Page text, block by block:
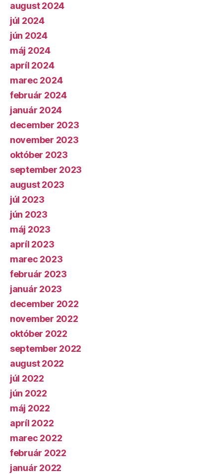
august 2024
júl 2024
jún 2024
máj 2024
apríl 2024
marec 2024
február 2024
január 2024
december 2023
november 2023
október 2023
september 2023
august 2023
júl 2023
jún 2023
máj 2023
apríl 2023
marec 2023
február 2023
január 2023
december 2022
november 2022
október 2022
september 2022
august 2022
júl 2022
jún 2022
máj 2022
apríl 2022
marec 2022
február 2022
január 2022